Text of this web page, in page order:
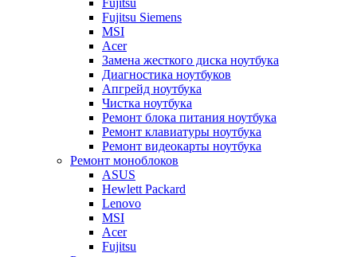
Fujitsu
Fujitsu Siemens
MSI
Acer
Замена жесткого диска ноутбука
Диагностика ноутбуков
Апгрейд ноутбука
Чистка ноутбука
Ремонт блока питания ноутбука
Ремонт клавиатуры ноутбука
Ремонт видеокарты ноутбука
Ремонт моноблоков
ASUS
Hewlett Packard
Lenovo
MSI
Acer
Fujitsu